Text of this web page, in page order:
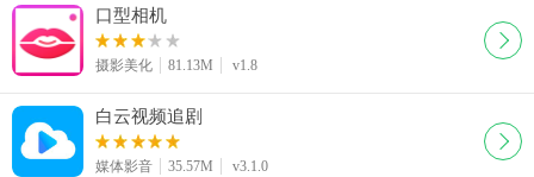
口型相机
摄影美化 81.13M v1.8
白云视频追剧
媒体影音 35.57M v3.1.0